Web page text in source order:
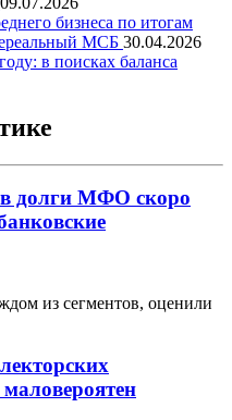
бизнеса по итогам
МСБ 30.04.2026
в поисках баланса
в долги МФО скоро
из сегментов, оценили